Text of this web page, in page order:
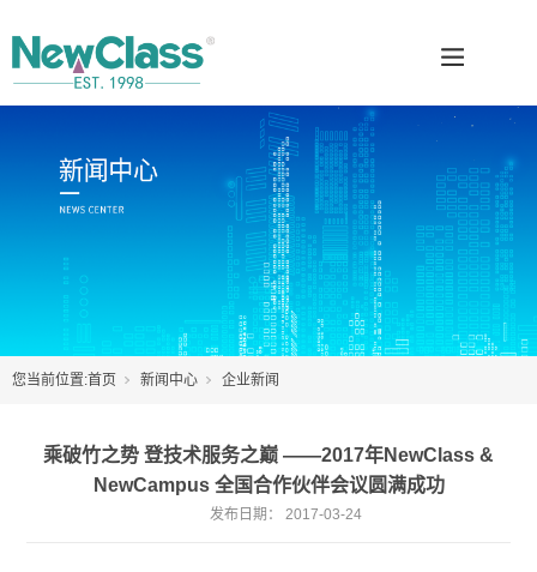
您当前位置:首页 新闻中心 企业新闻
乘破竹之势 登技术服务之巅 ——2017年NewClass &
NewCampus 全国合作伙伴会议圆满成功
发布日期： 2017-03-24